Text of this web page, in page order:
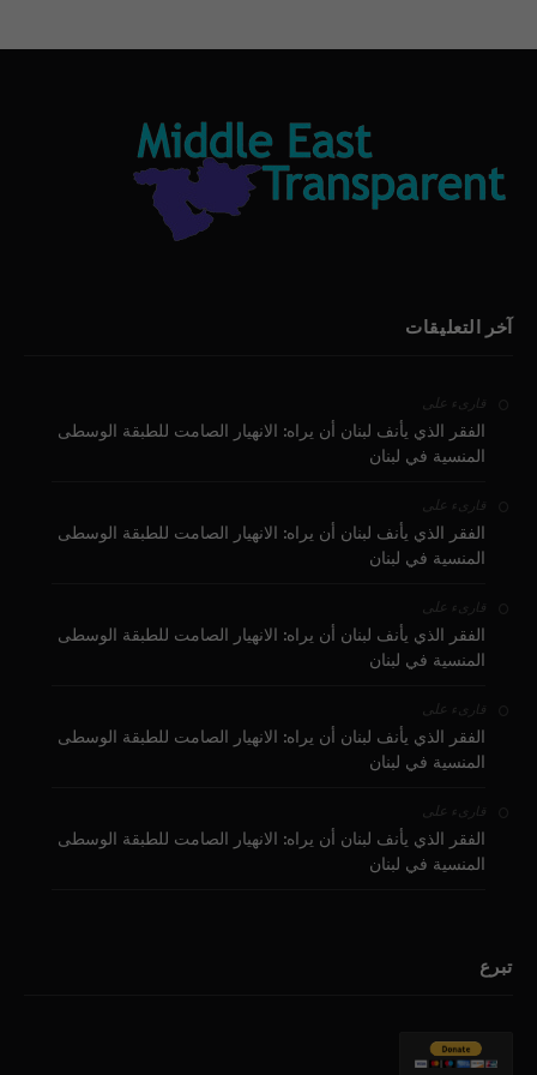
آخر التعليقات
قارىء على
الفقر الذي يأنف لبنان أن يراه: الانهيار الصامت للطبقة الوسطى
المنسية في لبنان
قارىء على
الفقر الذي يأنف لبنان أن يراه: الانهيار الصامت للطبقة الوسطى
المنسية في لبنان
قارىء على
الفقر الذي يأنف لبنان أن يراه: الانهيار الصامت للطبقة الوسطى
المنسية في لبنان
قارىء على
الفقر الذي يأنف لبنان أن يراه: الانهيار الصامت للطبقة الوسطى
المنسية في لبنان
قارىء على
الفقر الذي يأنف لبنان أن يراه: الانهيار الصامت للطبقة الوسطى
المنسية في لبنان
تبرع